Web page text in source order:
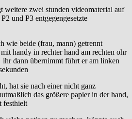
weitere zwei stunden videomaterial auf
und P3 entgegengesetzte
wie beide (frau, mann) getrennt
handy in rechter hand am rechten ohr
ihr dann übernimmt führt er am linken
hat sie nach einer nicht ganz
das größere papier in der hand,
festhielt